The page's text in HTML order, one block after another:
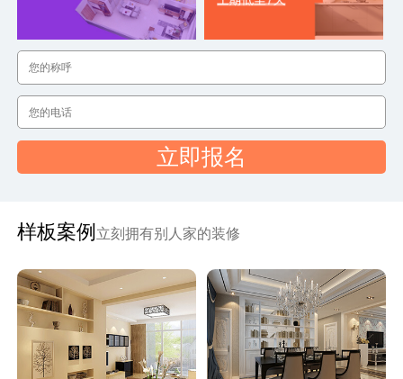
立即报名
样板案例 立刻拥有别人家的装修